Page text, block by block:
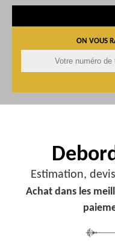
ON VOUS
Estimation,
Achat dans les